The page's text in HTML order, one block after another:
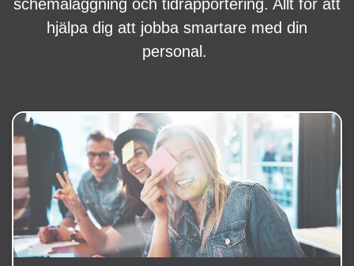
schemaläggning och tidrapportering. Allt för att
hjälpa dig att jobba smartare med din
personal.